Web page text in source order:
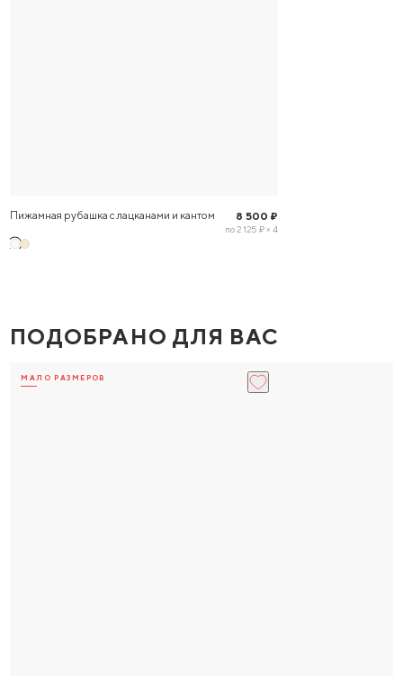
Пижамная рубашка с лацканами и кантом 8 500 ₽
по 2 125 ₽ × 4
ПОДОБРАНО ДЛЯ ВАС
МАЛО РАЗМЕРОВ